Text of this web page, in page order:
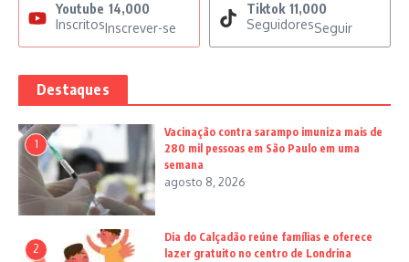
Youtube 14,000
Inscritos Inscrever-se
Tiktok 11,000
SeguidoresSeguir
Destaques
1
Vacinação contra sarampo imuniza mais de
280 mil pessoas em São Paulo em uma
semana
agosto 8, 2026
2
Dia do Calçadão reúne famílias e oferece
lazer gratuito no centro de Londrina